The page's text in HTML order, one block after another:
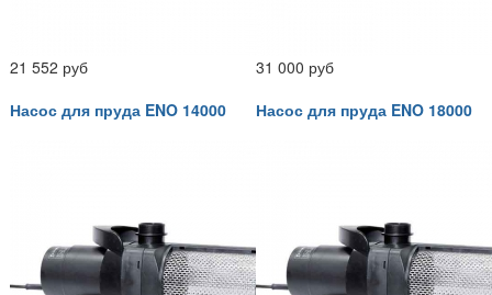
21 552 руб
31 000 руб
Насос для пруда ENO 14000
Насос для пруда ENO 18000